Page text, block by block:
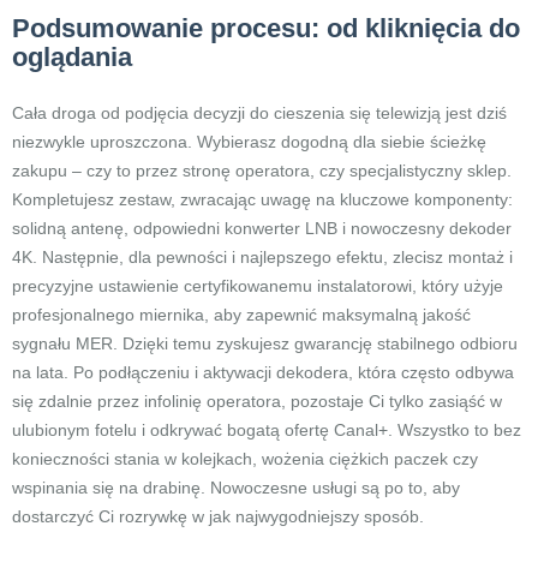
Podsumowanie procesu: od kliknięcia do
oglądania
Cała droga od podjęcia decyzji do cieszenia się telewizją jest dziś
niezwykle uproszczona. Wybierasz dogodną dla siebie ścieżkę
zakupu – czy to przez stronę operatora, czy specjalistyczny sklep.
Kompletujesz zestaw, zwracając uwagę na kluczowe komponenty:
solidną antenę, odpowiedni konwerter LNB i nowoczesny dekoder
4K. Następnie, dla pewności i najlepszego efektu, zlecisz montaż i
precyzyjne ustawienie certyfikowanemu instalatorowi, który użyje
profesjonalnego miernika, aby zapewnić maksymalną jakość
sygnału MER. Dzięki temu zyskujesz gwarancję stabilnego odbioru
na lata. Po podłączeniu i aktywacji dekodera, która często odbywa
się zdalnie przez infolinię operatora, pozostaje Ci tylko zasiąść w
ulubionym fotelu i odkrywać bogatą ofertę Canal+. Wszystko to bez
konieczności stania w kolejkach, wożenia ciężkich paczek czy
wspinania się na drabinę. Nowoczesne usługi są po to, aby
dostarczyć Ci rozrywkę w jak najwygodniejszy sposób.